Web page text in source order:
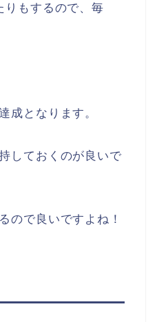
りもするので、毎
成となります。
しておくのが良いで
ので良いですよね！